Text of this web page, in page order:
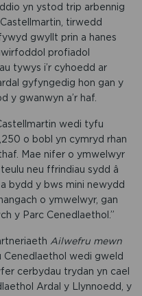
yn ystod trip arbennig
tirwedd
gwyllt prin a hanes
profiadol
tywys i’r cyhoedd ar
gyfyngedig hon gan y
y gwanwyn a’r haf.
wedi tyfu
o bobl yn cymryd rhan
Mae nifer o ymwelwyr
neu ffrindiau sydd â
bydd y bws mini newydd
o ymwelwyr, gan
y Parc Cenedlaethol.”
Ailwefru mewn
Cenedlaethol wedi gweld
cerbydau trydan yn cael
Ardal y Llynnoedd, y